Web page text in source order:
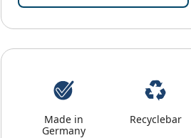
Made in
Germany
Recyclebar